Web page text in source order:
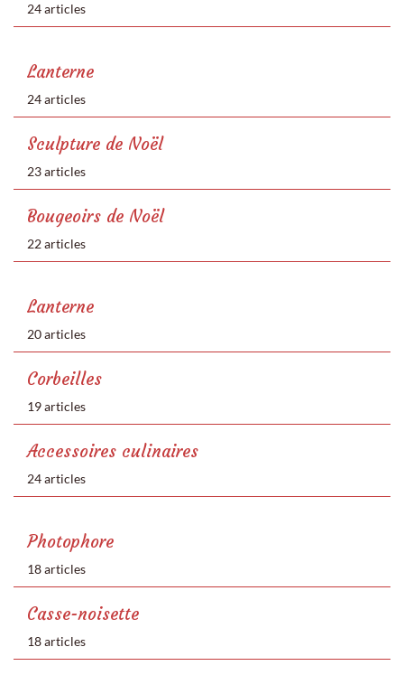
24 articles
Lanterne
24 articles
Sculpture de Noël
23 articles
Bougeoirs de Noël
22 articles
Lanterne
20 articles
Corbeilles
19 articles
Accessoires culinaires
24 articles
Photophore
18 articles
Casse-noisette
18 articles